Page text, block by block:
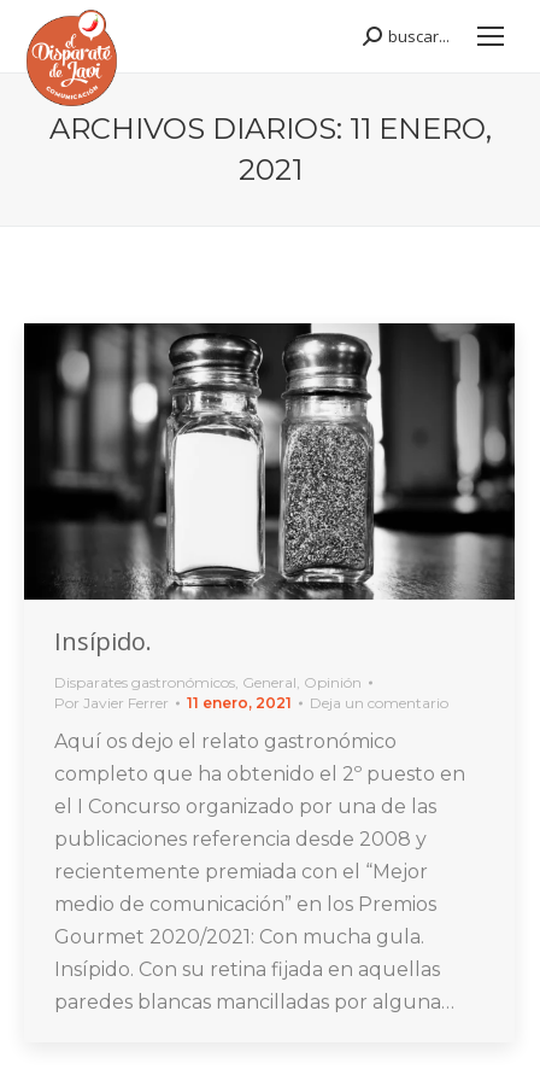
Buscar:
buscar...
ARCHIVOS DIARIOS: 11 ENERO,
2021
Insípido.
Disparates gastronómicos, General, Opinión
Por Javier Ferrer 11 enero, 2021 Deja un comentario
Aquí os dejo el relato gastronómico
completo que ha obtenido el 2º puesto en
el I Concurso organizado por una de las
publicaciones referencia desde 2008 y
recientemente premiada con el “Mejor
medio de comunicación” en los Premios
Gourmet 2020/2021: Con mucha gula.
Insípido. Con su retina fijada en aquellas
paredes blancas mancilladas por alguna…